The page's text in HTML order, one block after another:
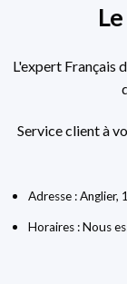
L'expert Français
Service client à
Adresse : Anglier,
Horaires : Nous